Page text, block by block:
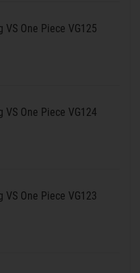
VS One Piece VG125
VS One Piece VG124
VS One Piece VG123